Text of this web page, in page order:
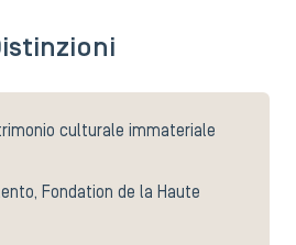
culturale immateriale
Fondation de la Haute